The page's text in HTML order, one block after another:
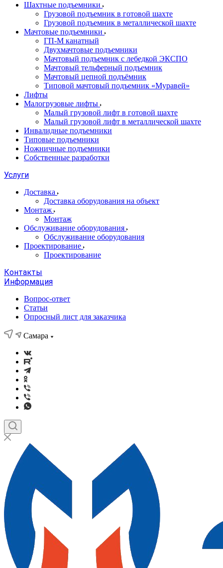
Шахтные подъемники
Грузовой подъемник в готовой шахте
Грузовой подъемник в металлической шахте
Мачтовые подъемники
ГП-М канатный
Двухмачтовые подъемники
Мачтовый подъемник с лебедкой ЭКСПО
Мачтовый тельферный подъемник
Мачтовый цепной подъёмник
Типовой мачтовый подъемник «Муравей»
Лифты
Малогрузовые лифты
Малый грузовой лифт в готовой шахте
Малый грузовой лифт в металлической шахте
Инвалидные подъемники
Типовые подъемники
Ножничные подъемники
Собственные разработки
Услуги
Доставка
Доставка оборудования на объект
Монтаж
Монтаж
Обслуживание оборудования
Обслуживание оборудования
Проектирование
Проектирование
Контакты
Информация
Вопрос-ответ
Статьи
Опросный лист для заказчика
Самара